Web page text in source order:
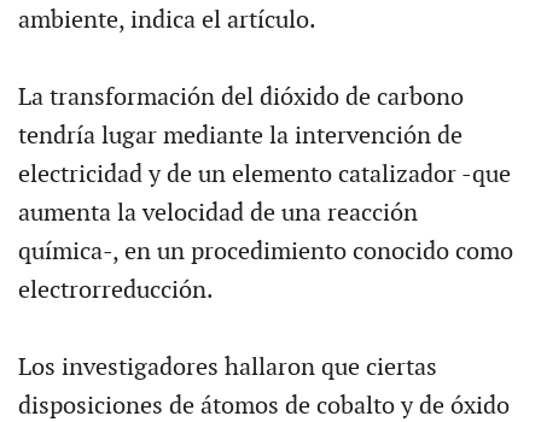
ambiente, indica el artículo.
La transformación del dióxido de carbono
tendría lugar mediante la intervención de
electricidad y de un elemento catalizador -que
aumenta la velocidad de una reacción
química-, en un procedimiento conocido como
electrorreducción.
Los investigadores hallaron que ciertas
disposiciones de átomos de cobalto y de óxido